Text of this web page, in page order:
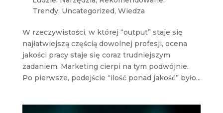
Trendy, Uncategorized, Wiedza
W rzeczywistości, w której “output” staje się
najłatwiejszą częścią dowolnej profesji, ocena
jakości pracy staje się coraz trudniejszym
zadaniem. Marketing cierpi na tym podwójnie.
Po pierwsze, podejście “ilość ponad jakość” było...